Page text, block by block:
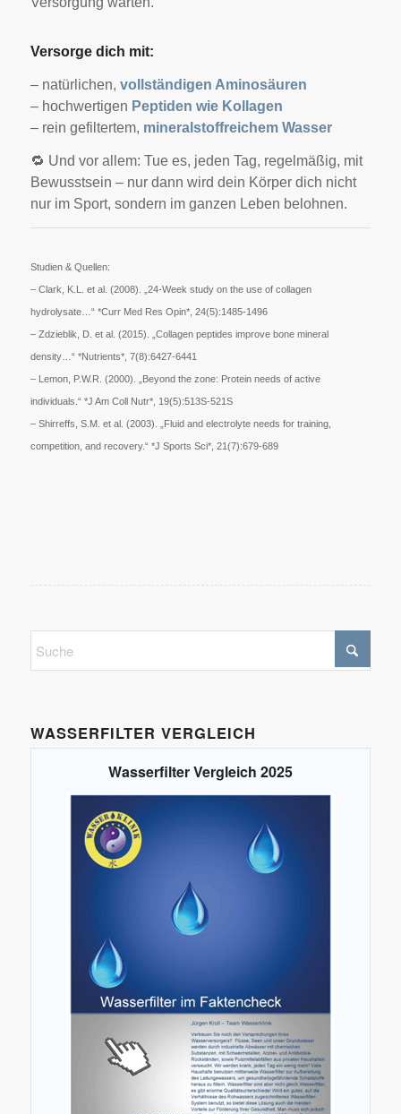
Versorge dich mit:
– natürlichen, vollständigen Aminosäuren
– hochwertigen Peptiden wie Kollagen
– rein gefiltertem, mineralstoffreichem Wasser
🔁 Und vor allem: Tue es, jeden Tag, regelmäßig, mit
Bewusstsein – nur dann wird dein Körper dich nicht
nur im Sport, sondern im ganzen Leben belohnen.
Studien & Quellen:
– Clark, K.L. et al. (2008). „24-Week study on the use of collagen
hydrolysate…“ *Curr Med Res Opin*, 24(5):1485-1496
– Zdzieblik, D. et al. (2015). „Collagen peptides improve bone mineral
density…“ *Nutrients*, 7(8):6427-6441
– Lemon, P.W.R. (2000). „Beyond the zone: Protein needs of active
individuals.“ *J Am Coll Nutr*, 19(5):513S-521S
– Shirreffs, S.M. et al. (2003). „Fluid and electrolyte needs for training,
competition, and recovery.“ *J Sports Sci*, 21(7):679-689
WASSERFILTER VERGLEICH
Wasserfilter Vergleich 2025